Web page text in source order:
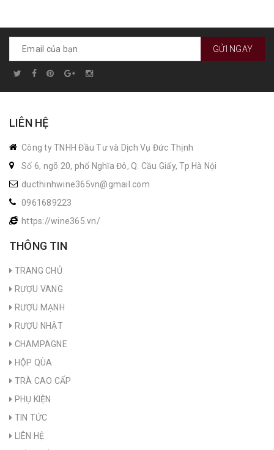
GỬI NGAY
LIÊN HỆ
Công ty TNHH Đầu Tư và Dịch Vụ Đức Thịnh
Số 6, ngõ 20, phố Nghĩa Đô, Q. Cầu Giấy, Tp Hà Nội
ducthinhwine365vn@gmail.com
0961689223
https://wine365.vn/
THÔNG TIN
TRANG CHỦ
RƯỢU VANG
RƯỢU MẠNH
RƯỢU NHẬT
CHAMPAGNE
HỘP QÙA
TRÀ CAO CẤP
PHỤ KIỆN
TIN TỨC
LIÊN HỆ